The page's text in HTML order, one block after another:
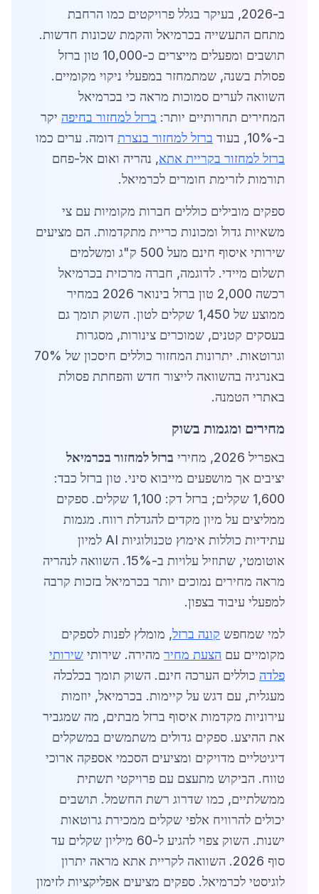
ב-2026, בעיקר בגלל פרויקטים כמו הרחבת
מתחם התעשייה בכרמיאל והקמת שכונות חדשות.
תושבים ומפעלים מייצרים כ-10,000 טון ברזל
פסולת בשנה, שמתמחזר במפעלי ניקוי מקומיים.
השוואה לערים סמוכות מראה כי בכרמיאל
המחירים תחרותיים יותר: ברזל למחזור בחיפה יקר
ב-10%, בעוד
ברזל למחזור בנצרת דומה. ערים כמו
ברזל למחזור בקריית אתא, נהריה ואום אל-פחם
תורמות לזרימת חומרים לכרמיאל.
ספקים מובילים כוללים חברות מקומיות עם צי
משאיות גדול ומכונות כריית מתקדמות. הם מציעים
שירותי איסוף חינם מעל 500 ק"ג ומשלמים
תשלום מיידי. לדוגמה, חברה מרכזית בכרמיאל
רכשה 2,000 טון ברזל בינואר 2026 במחיר
ממוצע של 1,450 שקלים לטון. השוק תומך גם
בעסקים קטנים, שמוכרים צינורות, מסגרות
וגרוטאות. יתרונות המחזור כוללים חיסכון של 70%
באנרגיה בהשוואה לייצור חדש והפחתת פסולת
באתרי הטמנה.
מחירים ומגמות בשוק
באפריל 2026, מחירי
ברזל למחזור בכרמיאל
יציבים אך מושפעים מייבוא סיני. טון ברזל כבד:
1,600 שקלים; ברזל דק: 1,100 שקלים. ספקים
ממליצים על מיון מקדים להגדלת רווח. מגמות
עתידיות כוללות אימוץ טכנולוגיות AI למיון
אוטומטי, שתוזיל עלויות ב-15%. השוואה לנהריה
מראה מחירים נמוכים יותר בכרמיאל בזכות קרבה
למפעלי עיבוד בצפון.
למי שמחפש קונה ברזל, מומלץ לפנות לספקים
מקומיים עם הצעת מחיר מהירה. שירותי שירותי
פלדה כוללים הערכה חינם. השוק תומך בכלכלה
מעגלית, עם דגש על קיימות. בכרמיאל, יוזמות
עירוניות מקדמות איסוף ברזל מבתים, מה שמגביר
את ההיצע. ספקים גדולים משתמשים במשקלים
דיגיטליים מדויקים ומציעים הסכמי אספקה ארוכי
טווח. הביקוש מתעצם עם פרויקטי תשתית
ממשלתיים, כמו שדרוג רשת החשמל. תושבים
יכולים להרוויח אלפי שקלים ממכירת גרוטאות
ישנות. השוק צפוי להגיע ל-60 מיליון שקלים עד
סוף 2026. השוואה לקריית אתא מראה יתרון
לוגיסטי לכרמיאל. ספקים מציעים אפליקציות לזימון